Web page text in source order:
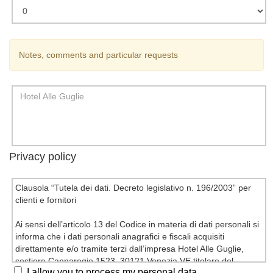
Notes, comments and particular requests
Privacy policy
Clausola “Tutela dei dati. Decreto legislativo n. 196/2003” per
clienti e fornitori
Ai sensi dell’articolo 13 del Codice in materia di dati personali si
informa che i dati personali anagrafici e fiscali acquisiti
direttamente e/o tramite terzi dall’impresa Hotel Alle Guglie,
sestiere Cannaregio 1523, 30121 Venezia VE titolare del